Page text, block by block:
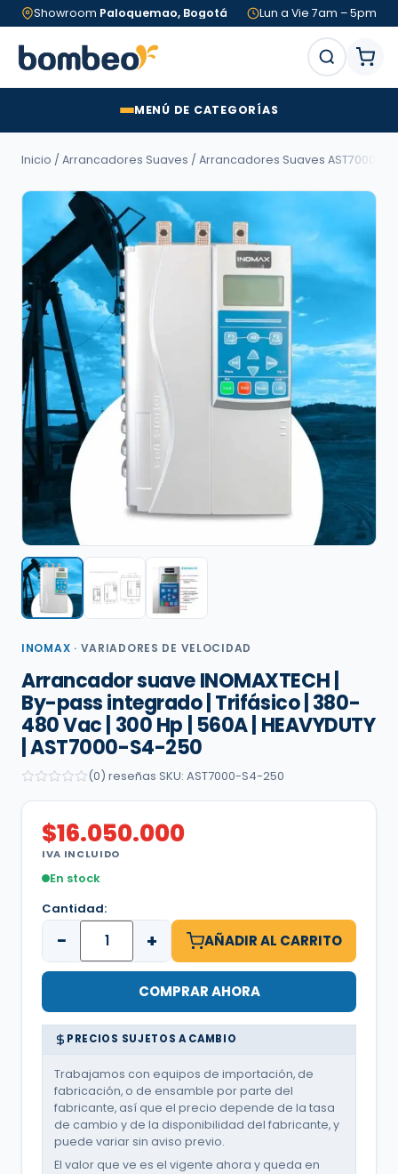
Showroom Paloquemao, Bogotá Lun a Vie 7am – 5pm
MENÚ DE CATEGORÍAS
Inicio / Arrancadores Suaves / Arrancadores Suaves AST7000
INOMAX · VARIADORES DE VELOCIDAD
Arrancador suave INOMAXTECH |
By-pass integrado | Trifásico | 380-
480 Vac | 300 Hp | 560A | HEAVYDUTY
| AST7000-S4-250
(0) reseñas SKU: AST7000-S4-250
$16.050.000
IVA INCLUIDO
En stock
Cantidad:
− + AÑADIR AL CARRITO
COMPRAR AHORA
PRECIOS SUJETOS A CAMBIO
Trabajamos con equipos de importación, de
fabricación, o de ensamble por parte del
fabricante, así que el precio depende de la tasa
de cambio y de la disponibilidad del fabricante, y
puede variar sin aviso previo.
El valor que ve es el vigente ahora y queda en